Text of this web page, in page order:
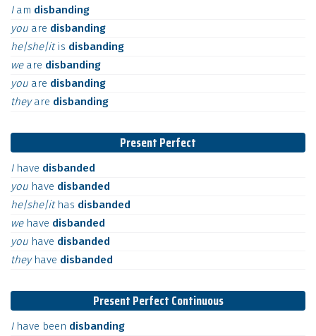
I am disbanding
you are disbanding
he|she|itis disbanding
we are disbanding
you are disbanding
theyare disbanding
Present Perfect
I have disbanded
you have disbanded
he|she|it has disbanded
we have disbanded
you have disbanded
they have disbanded
Present Perfect Continuous
I have been disbanding